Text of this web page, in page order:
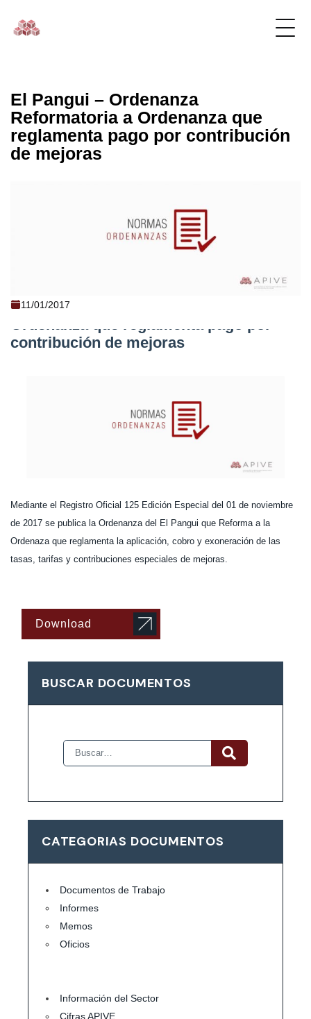
El Pangui – Ordenanza
Reformatoria a Ordenanza que
reglamenta pago por contribución
de mejoras
11/01/2017
El Pangui - Ordenanza Reformatoria a
Ordenanza que reglamenta pago por
contribución de mejoras
Mediante el Registro Oficial 125 Edición Especial del 01 de noviembre
de 2017 se publica la Ordenanza del El Pangui que Reforma a la
Ordenaza que reglamenta la aplicación, cobro y exoneración de las
tasas, tarifas y contribuciones especiales de mejoras.
Download
BUSCAR DOCUMENTOS
CATEGORIAS DOCUMENTOS
Documentos de Trabajo
Informes
Memos
Oficios
Información del Sector
Cifras APIVE